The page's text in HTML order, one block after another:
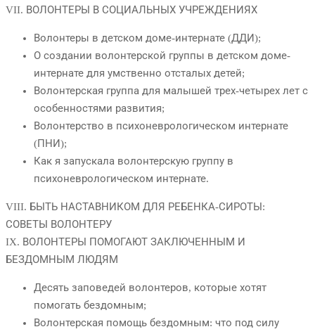
VII. ВОЛОНТЕРЫ В СОЦИАЛЬНЫХ УЧРЕЖДЕНИЯХ
Волонтеры в детском доме-интернате (ДДИ);
О создании волонтерской группы в детском доме-
интернате для умственно отсталых детей;
Волонтерская группа для малышей трех-четырех лет с
особенностями развития;
Волонтерство в психоневрологическом интернате
(ПНИ);
Как я запускала волонтерскую группу в
психоневрологическом интернате.
VIII. БЫТЬ НАСТАВНИКОМ ДЛЯ РЕБЕНКА-СИРОТЫ:
СОВЕТЫ ВОЛОНТЕРУ
IX. ВОЛОНТЕРЫ ПОМОГАЮТ ЗАКЛЮЧЕННЫМ И
БЕЗДОМНЫМ ЛЮДЯМ
Десять заповедей волонтеров, которые хотят
помогать бездомным;
Волонтерская помощь бездомным: что под силу